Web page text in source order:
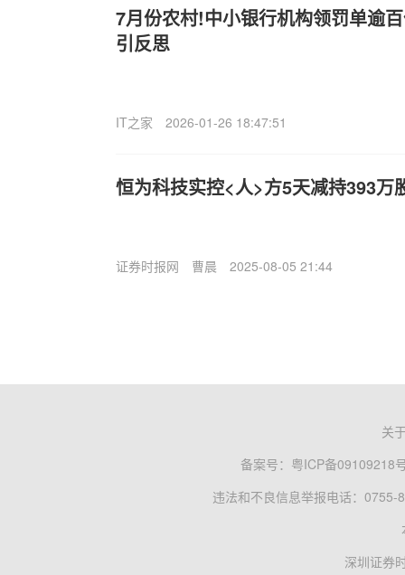
7月份农村!中小银行机构领罚单逾
引反思
IT之家 2026-01-26 18:47:51
恒为科技实控<人>方5天减持393万
证券时报网 曹晨 2025-08-05 21:44
关
备案号： 粤ICP备09109218
违法和不良信息举报电话：0755-
深圳证券